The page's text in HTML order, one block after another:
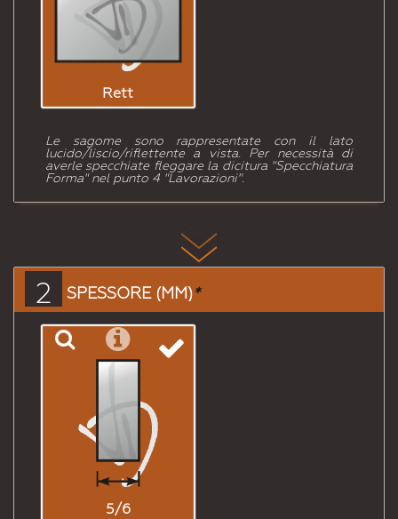
Rett
Le sagome sono rappresentate con il lato
lucido/liscio/riflettente a vista. Per necessità di
averle specchiate fleggare la dicitura "Specchiatura
Forma" nel punto 4 "Lavorazioni".
2 SPESSORE (MM)*
5/6